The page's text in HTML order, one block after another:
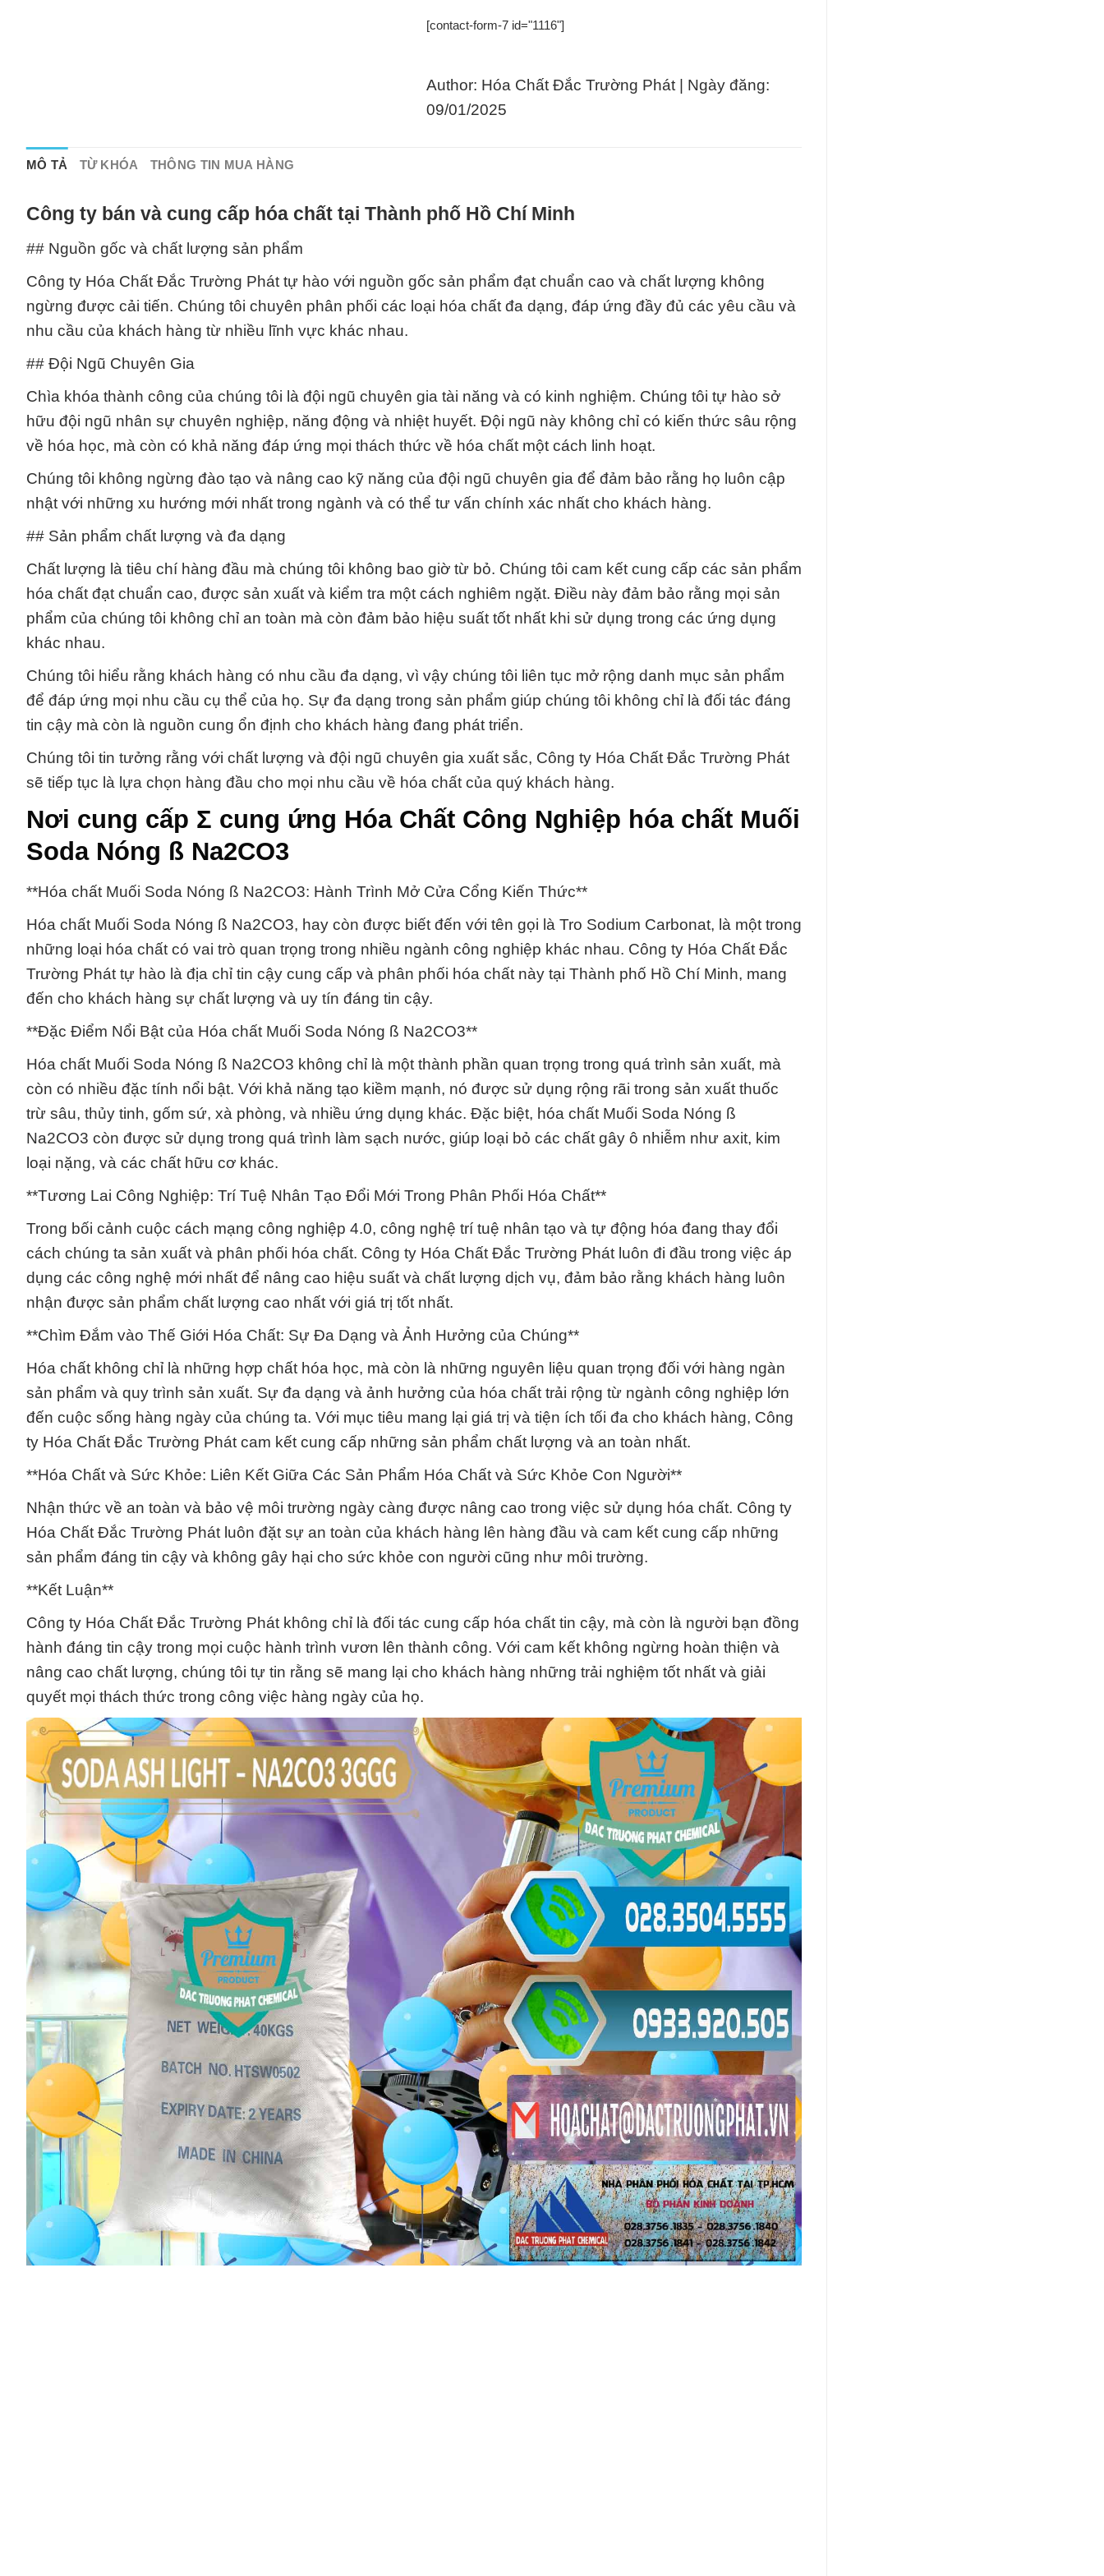
[contact-form-7 id="1116"]
Author: Hóa Chất Đắc Trường Phát | Ngày đăng:
09/01/2025
MÔ TẢ TỪ KHÓA THÔNG TIN MUA HÀNG
Công ty bán và cung cấp hóa chất tại Thành phố Hồ Chí Minh
## Nguồn gốc và chất lượng sản phẩm
Công ty Hóa Chất Đắc Trường Phát tự hào với nguồn gốc sản phẩm đạt chuẩn cao và chất lượng không
ngừng được cải tiến. Chúng tôi chuyên phân phối các loại hóa chất đa dạng, đáp ứng đầy đủ các yêu cầu và
nhu cầu của khách hàng từ nhiều lĩnh vực khác nhau.
## Đội Ngũ Chuyên Gia
Chìa khóa thành công của chúng tôi là đội ngũ chuyên gia tài năng và có kinh nghiệm. Chúng tôi tự hào sở
hữu đội ngũ nhân sự chuyên nghiệp, năng động và nhiệt huyết. Đội ngũ này không chỉ có kiến thức sâu rộng
về hóa học, mà còn có khả năng đáp ứng mọi thách thức về hóa chất một cách linh hoạt.
Chúng tôi không ngừng đào tạo và nâng cao kỹ năng của đội ngũ chuyên gia để đảm bảo rằng họ luôn cập
nhật với những xu hướng mới nhất trong ngành và có thể tư vấn chính xác nhất cho khách hàng.
## Sản phẩm chất lượng và đa dạng
Chất lượng là tiêu chí hàng đầu mà chúng tôi không bao giờ từ bỏ. Chúng tôi cam kết cung cấp các sản phẩm
hóa chất đạt chuẩn cao, được sản xuất và kiểm tra một cách nghiêm ngặt. Điều này đảm bảo rằng mọi sản
phẩm của chúng tôi không chỉ an toàn mà còn đảm bảo hiệu suất tốt nhất khi sử dụng trong các ứng dụng
khác nhau.
Chúng tôi hiểu rằng khách hàng có nhu cầu đa dạng, vì vậy chúng tôi liên tục mở rộng danh mục sản phẩm
để đáp ứng mọi nhu cầu cụ thể của họ. Sự đa dạng trong sản phẩm giúp chúng tôi không chỉ là đối tác đáng
tin cậy mà còn là nguồn cung ổn định cho khách hàng đang phát triển.
Chúng tôi tin tưởng rằng với chất lượng và đội ngũ chuyên gia xuất sắc, Công ty Hóa Chất Đắc Trường Phát
sẽ tiếp tục là lựa chọn hàng đầu cho mọi nhu cầu về hóa chất của quý khách hàng.
Nơi cung cấp Σ cung ứng Hóa Chất Công Nghiệp hóa chất Muối
Soda Nóng ß Na2CO3
**Hóa chất Muối Soda Nóng ß Na2CO3: Hành Trình Mở Cửa Cổng Kiến Thức**
Hóa chất Muối Soda Nóng ß Na2CO3, hay còn được biết đến với tên gọi là Tro Sodium Carbonat, là một trong
những loại hóa chất có vai trò quan trọng trong nhiều ngành công nghiệp khác nhau. Công ty Hóa Chất Đắc
Trường Phát tự hào là địa chỉ tin cậy cung cấp và phân phối hóa chất này tại Thành phố Hồ Chí Minh, mang
đến cho khách hàng sự chất lượng và uy tín đáng tin cậy.
**Đặc Điểm Nổi Bật của Hóa chất Muối Soda Nóng ß Na2CO3**
Hóa chất Muối Soda Nóng ß Na2CO3 không chỉ là một thành phần quan trọng trong quá trình sản xuất, mà
còn có nhiều đặc tính nổi bật. Với khả năng tạo kiềm mạnh, nó được sử dụng rộng rãi trong sản xuất thuốc
trừ sâu, thủy tinh, gốm sứ, xà phòng, và nhiều ứng dụng khác. Đặc biệt, hóa chất Muối Soda Nóng ß
Na2CO3 còn được sử dụng trong quá trình làm sạch nước, giúp loại bỏ các chất gây ô nhiễm như axit, kim
loại nặng, và các chất hữu cơ khác.
**Tương Lai Công Nghiệp: Trí Tuệ Nhân Tạo Đổi Mới Trong Phân Phối Hóa Chất**
Trong bối cảnh cuộc cách mạng công nghiệp 4.0, công nghệ trí tuệ nhân tạo và tự động hóa đang thay đổi
cách chúng ta sản xuất và phân phối hóa chất. Công ty Hóa Chất Đắc Trường Phát luôn đi đầu trong việc áp
dụng các công nghệ mới nhất để nâng cao hiệu suất và chất lượng dịch vụ, đảm bảo rằng khách hàng luôn
nhận được sản phẩm chất lượng cao nhất với giá trị tốt nhất.
**Chìm Đắm vào Thế Giới Hóa Chất: Sự Đa Dạng và Ảnh Hưởng của Chúng**
Hóa chất không chỉ là những hợp chất hóa học, mà còn là những nguyên liệu quan trọng đối với hàng ngàn
sản phẩm và quy trình sản xuất. Sự đa dạng và ảnh hưởng của hóa chất trải rộng từ ngành công nghiệp lớn
đến cuộc sống hàng ngày của chúng ta. Với mục tiêu mang lại giá trị và tiện ích tối đa cho khách hàng, Công
ty Hóa Chất Đắc Trường Phát cam kết cung cấp những sản phẩm chất lượng và an toàn nhất.
**Hóa Chất và Sức Khỏe: Liên Kết Giữa Các Sản Phẩm Hóa Chất và Sức Khỏe Con Người**
Nhận thức về an toàn và bảo vệ môi trường ngày càng được nâng cao trong việc sử dụng hóa chất. Công ty
Hóa Chất Đắc Trường Phát luôn đặt sự an toàn của khách hàng lên hàng đầu và cam kết cung cấp những
sản phẩm đáng tin cậy và không gây hại cho sức khỏe con người cũng như môi trường.
**Kết Luận**
Công ty Hóa Chất Đắc Trường Phát không chỉ là đối tác cung cấp hóa chất tin cậy, mà còn là người bạn đồng
hành đáng tin cậy trong mọi cuộc hành trình vươn lên thành công. Với cam kết không ngừng hoàn thiện và
nâng cao chất lượng, chúng tôi tự tin rằng sẽ mang lại cho khách hàng những trải nghiệm tốt nhất và giải
quyết mọi thách thức trong công việc hàng ngày của họ.